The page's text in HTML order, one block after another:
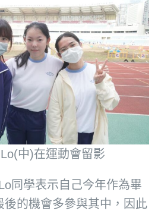
中)在運動會留影
同學表示自己今年作為畢
後的機會多參與其中，因此